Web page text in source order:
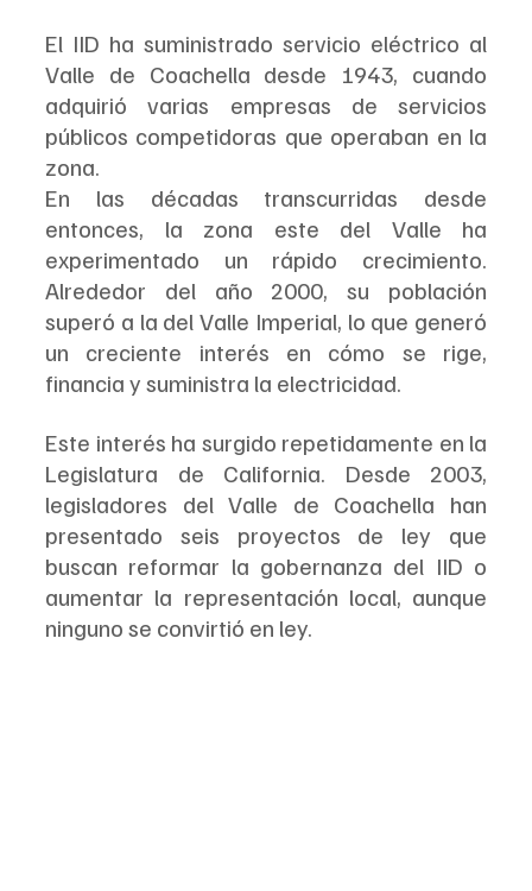
El IID ha suministrado servicio eléctrico al
Valle de Coachella desde 1943, cuando
adquirió varias empresas de servicios
públicos competidoras que operaban en la
zona.
En las décadas transcurridas desde
entonces, la zona este del Valle ha
experimentado un rápido crecimiento.
Alrededor del año 2000, su población
superó a la del Valle Imperial, lo que generó
un creciente interés en cómo se rige,
financia y suministra la electricidad.
Este interés ha surgido repetidamente en la
Legislatura de California. Desde 2003,
legisladores del Valle de Coachella han
presentado seis proyectos de ley que
buscan reformar la gobernanza del IID o
aumentar la representación local, aunque
ninguno se convirtió en ley.